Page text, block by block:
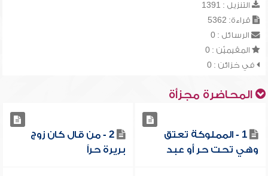
التنزيل : 1391
قراءة: 5362
الرسائل : 0
المقيميّن : 0
في خزائن : 0
المحاضرة مجزأة
1 - المملوكة تعتق
وهي تحت حر أو عبد
2 - من قال كان زوج
بريرة حراً